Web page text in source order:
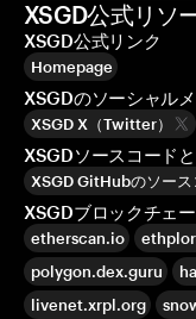
XSGD公式リソ
XSGD公式リンク
Homepage
XSGDのソーシャル
XSGD X（Twitter）
XSGDソースコード
XSGD GitHubのソース
XSGDブロックチェ
etherscan.io
polygon.dex.guru
livenet.xrpl.org